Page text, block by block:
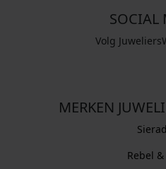
SOCIAL
Volg
MERKEN
Rebel &